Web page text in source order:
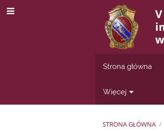
Strona główna
Więcej
STRONA GŁÓWNA /